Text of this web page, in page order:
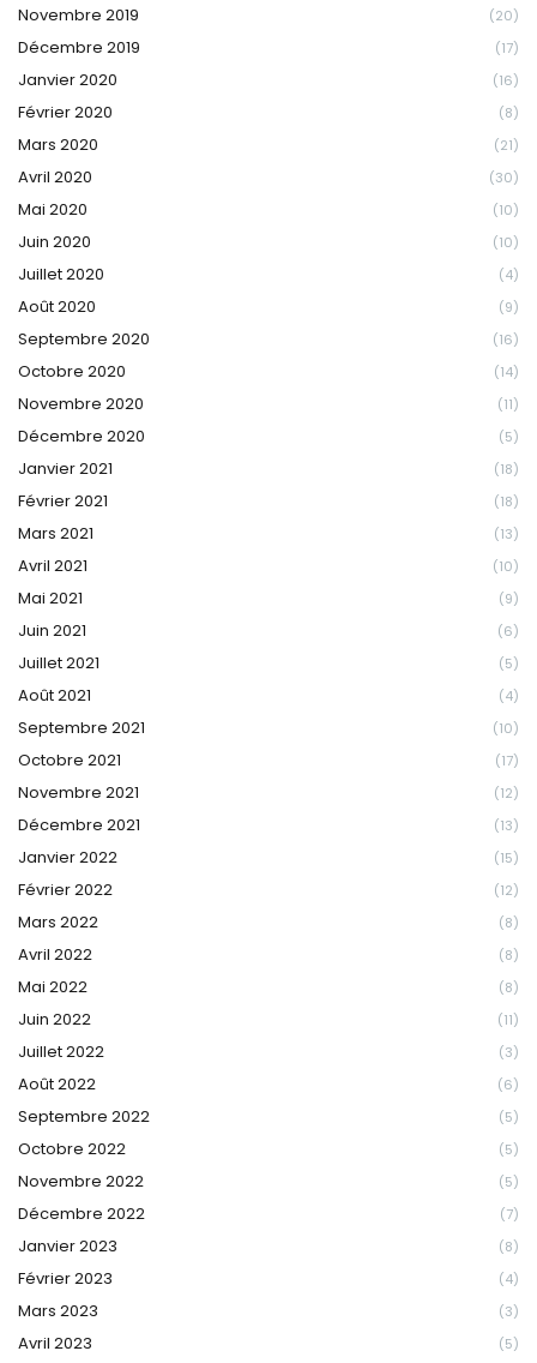
Novembre 2019 (20)
Décembre 2019 (17)
Janvier 2020 (16)
Février 2020 (8)
Mars 2020 (21)
Avril 2020 (30)
Mai 2020 (10)
Juin 2020 (10)
Juillet 2020 (4)
Août 2020 (9)
Septembre 2020 (16)
Octobre 2020 (14)
Novembre 2020 (11)
Décembre 2020 (5)
Janvier 2021 (18)
Février 2021 (18)
Mars 2021 (13)
Avril 2021 (10)
Mai 2021 (9)
Juin 2021 (6)
Juillet 2021 (5)
Août 2021 (4)
Septembre 2021 (10)
Octobre 2021 (17)
Novembre 2021 (12)
Décembre 2021 (13)
Janvier 2022 (15)
Février 2022 (12)
Mars 2022 (8)
Avril 2022 (8)
Mai 2022 (8)
Juin 2022 (11)
Juillet 2022 (3)
Août 2022 (6)
Septembre 2022 (5)
Octobre 2022 (5)
Novembre 2022 (5)
Décembre 2022 (7)
Janvier 2023 (8)
Février 2023 (4)
Mars 2023 (3)
Avril 2023 (5)